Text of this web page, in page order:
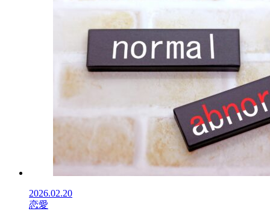
2026.02.20
恋愛